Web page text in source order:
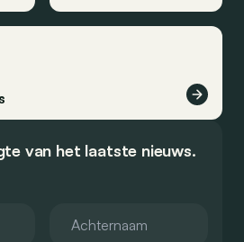
van het laatste nieuws.